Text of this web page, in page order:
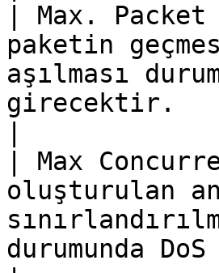
| Max.
paketin
aşılması
girecektir.
| Max
oluşturulan
durumunda